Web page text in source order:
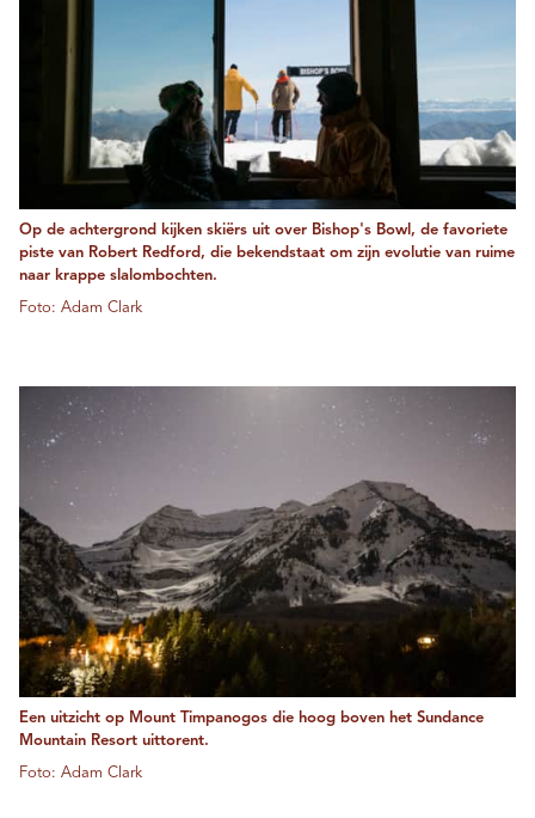
Op de achtergrond kijken skiërs uit over Bishop's Bowl, de favoriete
piste van Robert Redford, die bekendstaat om zijn evolutie van ruime
naar krappe slalombochten.
Foto: Adam Clark
Een uitzicht op Mount Timpanogos die hoog boven het Sundance
Mountain Resort uittorent.
Foto: Adam Clark